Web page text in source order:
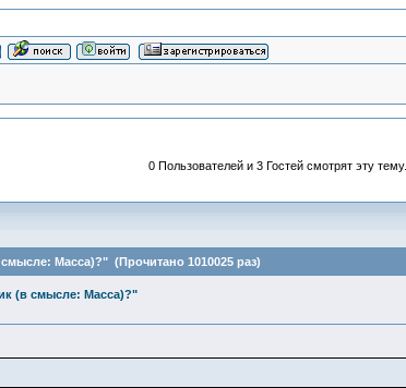
0 Пользователей и 3 Гостей смотрят эту тему.
Масса)?" (Прочитано 1010025 раз)
(в смысле: Масса)?"